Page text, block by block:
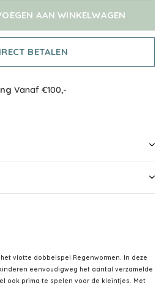
AAN WINKELWAGEN
BETALEN
Vanaf €100,-
vlotte dobbelspel Regenwormen. In deze
eenvoudigweg het aantal verzamelde
ook prima te spelen voor de kleintjes. Met